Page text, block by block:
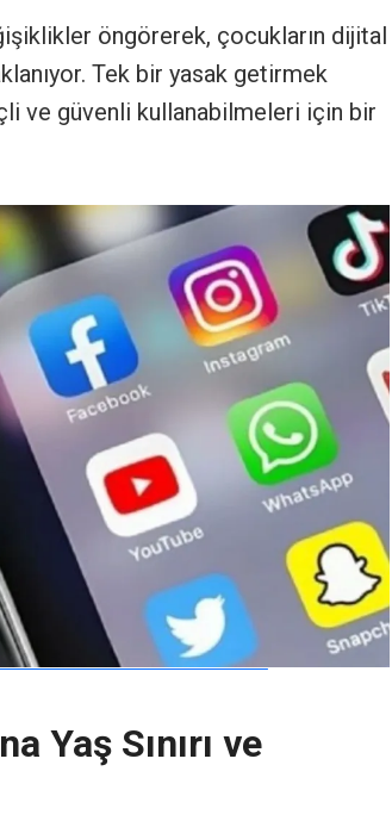
öngörerek, çocukların dijital
Tek bir yasak getirmek
ve güvenli kullanabilmeleri için bir
Yaş Sınırı ve